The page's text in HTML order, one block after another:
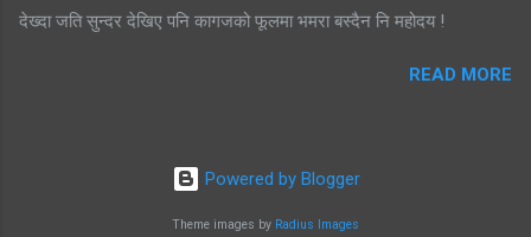
देख्दा जति सुन्दर देखिए पनि कागजको फूलमा भमरा बस्दैन नि महोदय !
READ MORE
Powered by Blogger
Theme images by Radius Images